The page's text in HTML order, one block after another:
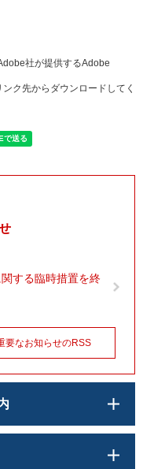
社が提供するAdobe
ク先からダウンロードしてく
する臨時措置を終
要なお知らせのRSS